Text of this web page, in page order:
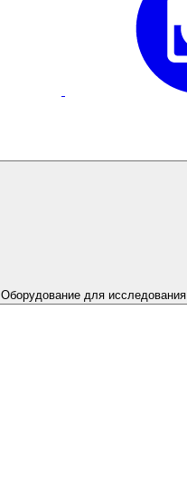
Оборудование для исследования